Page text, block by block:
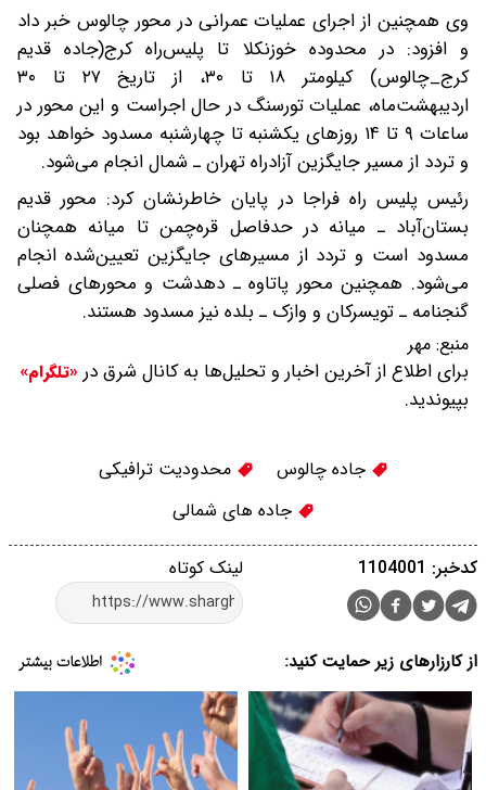
وی همچنین از اجرای عملیات عمرانی در محور چالوس خبر داد
و افزود: در محدوده خوزنکلا تا پلیس‌راه کرج(جاده قدیم
کرج_چالوس) کیلومتر ۱۸ تا ۳۰، از تاریخ ۲۷ تا ۳۰
اردیبهشت‌ماه، عملیات تورسنگ در حال اجراست و این محور در
ساعات ۹ تا ۱۴ روزهای یکشنبه تا چهارشنبه مسدود خواهد بود
و تردد از مسیر جایگزین آزادراه تهران ـ شمال انجام می‌شود.
رئیس پلیس راه فراجا در پایان خاطرنشان کرد: محور قدیم
بستان‌آباد ـ میانه در حدفاصل قره‌چمن تا میانه همچنان
مسدود است و تردد از مسیرهای جایگزین تعیین‌شده انجام
می‌شود. همچنین محور پاتاوه ـ دهدشت و محورهای فصلی
گنجنامه ـ تویسرکان و وازک ـ بلده نیز مسدود هستند.
منبع: مهر
برای اطلاع از آخرین اخبار و تحلیل‌ها به کانال شرق در «تلگرام»
بپیوندید.
جاده چالوس
محدودیت ترافیکی
جاده های شمالی
لینک کوتاه کدخبر: 1104001
از کارزارهای زیر حمایت کنید: